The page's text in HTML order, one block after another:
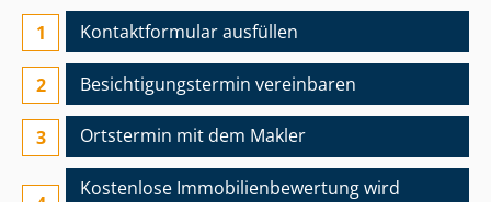
Kontaktformular ausfüllen
Besichtigungs­termin vereinbaren
Ortstermin mit dem Makler
Kostenlose Im­mo­bi­li­en­be­wer­tung wird